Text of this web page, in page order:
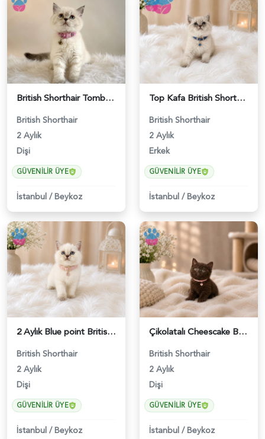
British Shorthair Tombul Yanak Prenses Yuva Arıyor - 5152
British Shorthair
2 Aylık
Dişi
GÜVENILIR ÜYE
İstanbul /Beykoz
Top Kafa British Shorthair Blue Point Yakışıklımız - 4641
British Shorthair
2 Aylık
Erkek
GÜVENILIR ÜYE
İstanbul /Beykoz
2 Aylık Blue point British Shorthair Nazlı Kızımız - 4642
British Shorthair
2 Aylık
Dişi
GÜVENILIR ÜYE
İstanbul /Beykoz
Çikolatalı Cheescake British Shorthair Dişi Yavrumuz - 4902
British Shorthair
2 Aylık
Dişi
GÜVENILIR ÜYE
İstanbul /Beykoz